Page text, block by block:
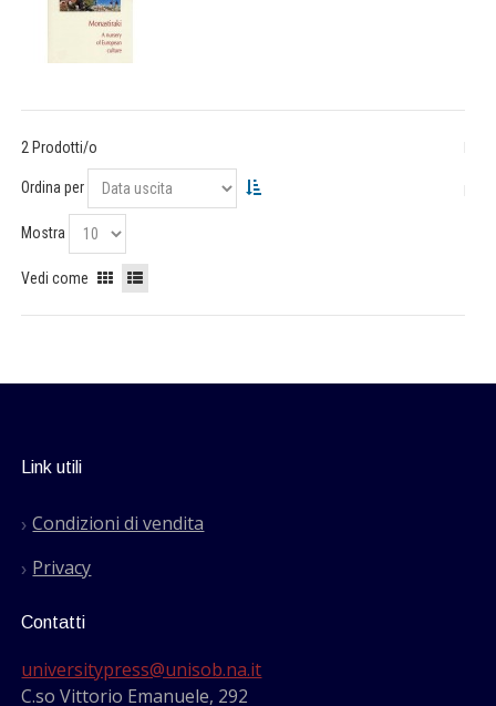
2 Prodotti/o
Ordina per
Mostra
Vedi come
Link utili
Condizioni di vendita
Privacy
Contatti
universitypress@unisob.na.it
C.so Vittorio Emanuele, 292